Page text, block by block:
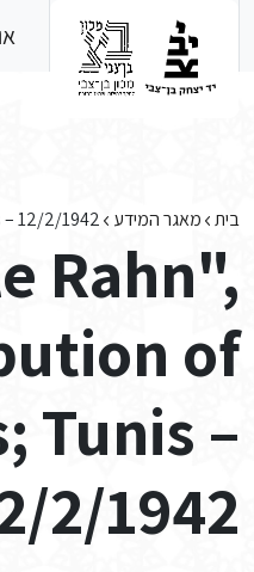
בית מאגר המידע 12/2/1942
Rahn",
of
Tunis –
2/1942